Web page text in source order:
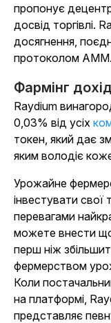
пропонує
досвід торгівлі.
досягнення,
протоколом AMM.
Фармінг
Raydium
0,03% від усіх
токен, який дає
яким володіє
Урожайне
інвестувати
перевагами
можете внести
перш ніж
фермерством
Коли
на платформі,
представляє